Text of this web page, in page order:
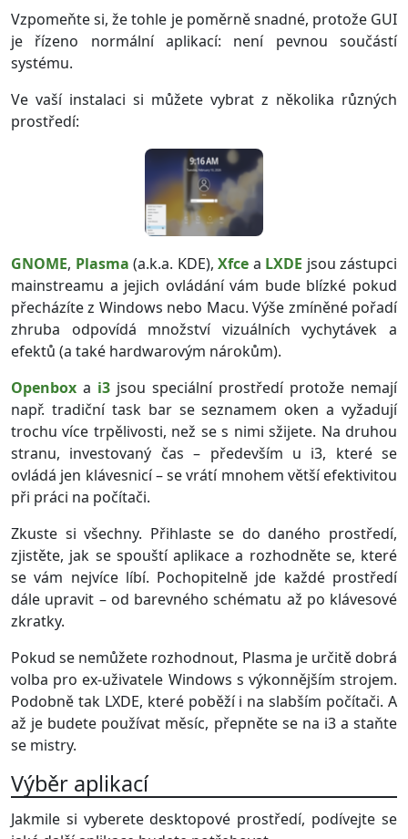
Vzpomeňte si, že tohle je poměrně snadné, protože GUI
je řízeno normální aplikací: není pevnou součástí
systému.
Ve vaší instalaci si můžete vybrat z několika různých
prostředí:
GNOME, Plasma (a.k.a. KDE), Xfce a LXDE jsou zástupci
mainstreamu a jejich ovládání vám bude blízké pokud
přecházíte z Windows nebo Macu. Výše zmíněné pořadí
zhruba odpovídá množství vizuálních vychytávek a
efektů (a také hardwarovým nárokům).
Openbox a i3 jsou speciální prostředí protože nemají
např. tradiční task bar se seznamem oken a vyžadují
trochu více trpělivosti, než se s nimi sžijete. Na druhou
stranu, investovaný čas – především u i3, které se
ovládá jen klávesnicí – se vrátí mnohem větší efektivitou
při práci na počítači.
Zkuste si všechny. Přihlaste se do daného prostředí,
zjistěte, jak se spouští aplikace a rozhodněte se, které
se vám nejvíce líbí. Pochopitelně jde každé prostředí
dále upravit – od barevného schématu až po klávesové
zkratky.
Pokud se nemůžete rozhodnout, Plasma je určitě dobrá
volba pro ex-uživatele Windows s výkonnějším strojem.
Podobně tak LXDE, které poběží i na slabším počítači. A
až je budete používat měsíc, přepněte se na i3 a staňte
se mistry.
Výběr aplikací
Jakmile si vyberete desktopové prostředí, podívejte se